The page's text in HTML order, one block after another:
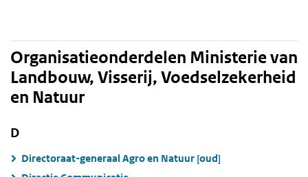
Avgregisterrijksoverheid.nl
Organisatieonderdelen Ministerie van
Landbouw, Visserij, Voedselzekerheid
en Natuur
D
Directoraat-generaal Agro en Natuur [oud]